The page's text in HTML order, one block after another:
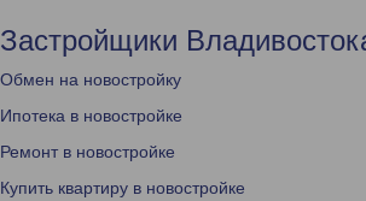
Застройщики
Обмен на новостройку
Ипотека в новостройке
Ремонт в новостройке
Купить квартиру в новостройке